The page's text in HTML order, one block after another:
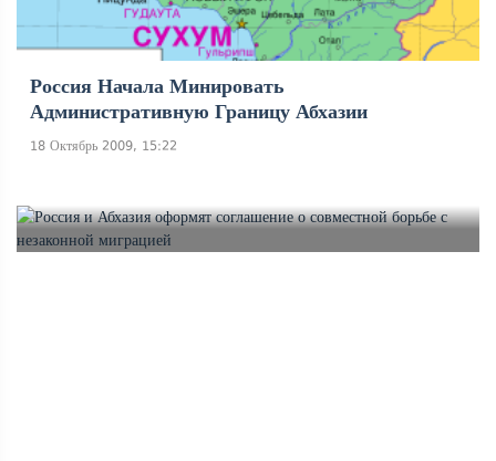
Россия Начала Минировать
Административную Границу Абхазии
18 Октябрь 2009, 15:22